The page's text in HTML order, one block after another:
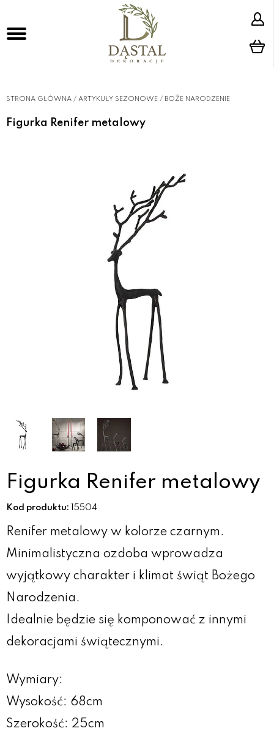
STRONA GŁÓWNA / ARTYKUŁY SEZONOWE / BOŻE NARODZENIE
Figurka Renifer metalowy
Figurka Renifer metalowy
Kod produktu: 15504
Renifer metalowy w kolorze czarnym.
Minimalistyczna ozdoba wprowadza
wyjątkowy charakter i klimat świąt Bożego
Narodzenia.
Idealnie będzie się komponować z innymi
dekoracjami świątecznymi.
Wymiary:
Wysokość: 68cm
Szerokość: 25cm